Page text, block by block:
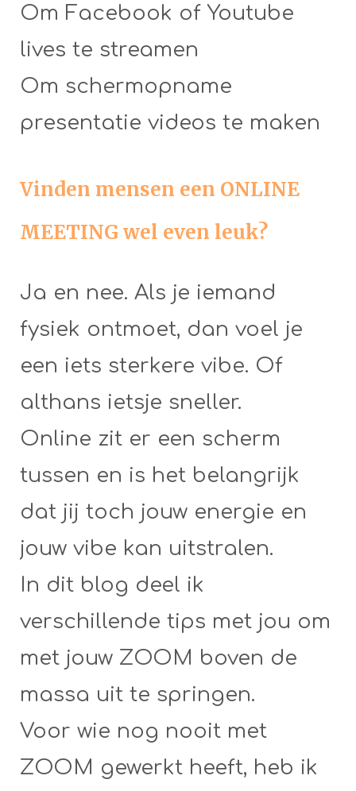
Om Facebook of Youtube
lives te streamen
Om schermopname
presentatie videos te maken
Vinden mensen een ONLINE
MEETING wel even leuk?
Ja en nee. Als je iemand
fysiek ontmoet, dan voel je
een iets sterkere vibe. Of
althans ietsje sneller.
Online zit er een scherm
tussen en is het belangrijk
dat jij toch jouw energie en
jouw vibe kan uitstralen.
In dit blog deel ik
verschillende tips met jou om
met jouw ZOOM boven de
massa uit te springen.
Voor wie nog nooit met
ZOOM gewerkt heeft, heb ik